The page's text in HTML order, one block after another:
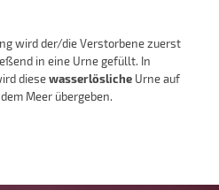
wird der/die Verstorbene zuerst
in eine Urne gefüllt. In
diesewasserlösliche Urne auf
Meer übergeben.